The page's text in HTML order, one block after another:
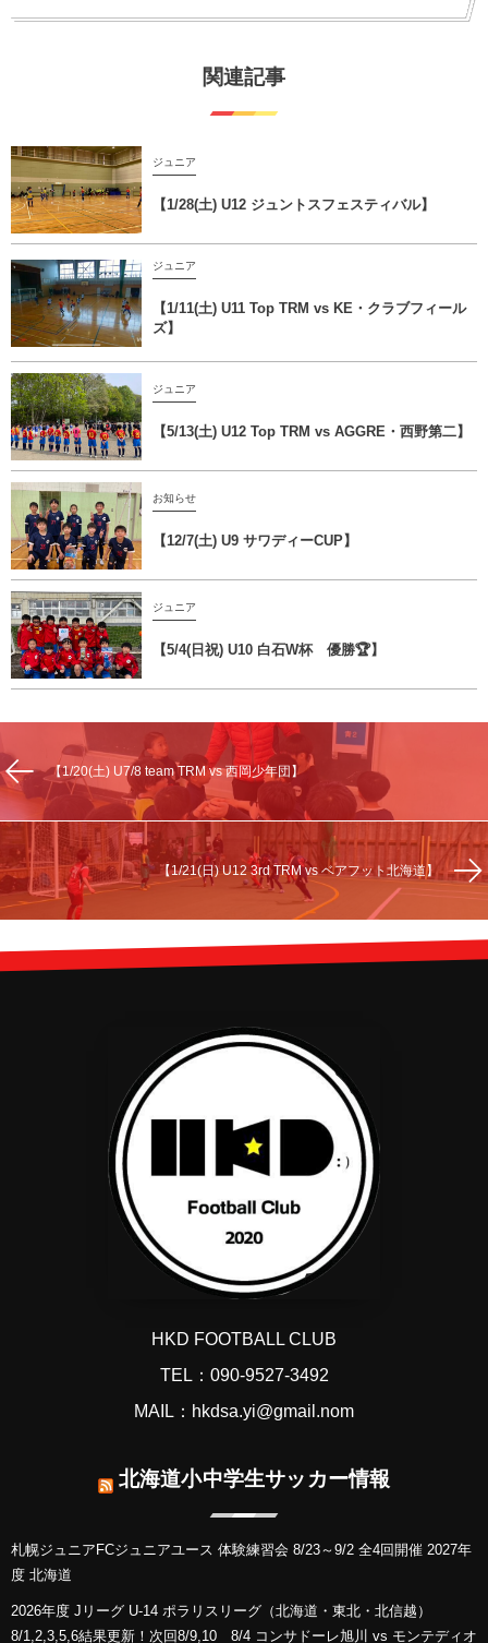
関連記事
ジュニア
【1/28(土) U12 ジュントスフェスティバル】
ジュニア
【1/11(土) U11 Top TRM vs KE・クラブフィール
ズ】
ジュニア
【5/13(土) U12 Top TRM vs AGGRE・西野第二】
お知らせ
【12/7(土) U9 サワディーCUP】
ジュニア
【5/4(日祝) U10 白石W杯 優勝🏆】
【1/20(土) U7/8 team TRM vs 西岡少年団】
【1/21(日) U12 3rd TRM vs ベアフット北海道】
HKD FOOTBALL CLUB
TEL：090-9527-3492
MAIL：hkdsa.yi@gmail.nom
北海道小中学生サッカー情報
札幌ジュニアFCジュニアユース 体験練習会 8/23～9/2 全4回開催 2027年
度 北海道
2026年度 Jリーグ U-14 ポラリスリーグ（北海道・東北・北信越）
8/1,2,3,5,6結果更新！次回8/9,10 8/4 コンサドーレ旭川 vs モンテディオ